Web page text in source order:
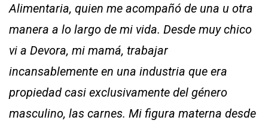
Alimentaria, quien me acompañó de una u otra
manera a lo largo de mi vida. Desde muy chico
vi a Devora, mi mamá, trabajar
incansablemente en una industria que era
propiedad casi exclusivamente del género
masculino, las carnes. Mi figura materna desde